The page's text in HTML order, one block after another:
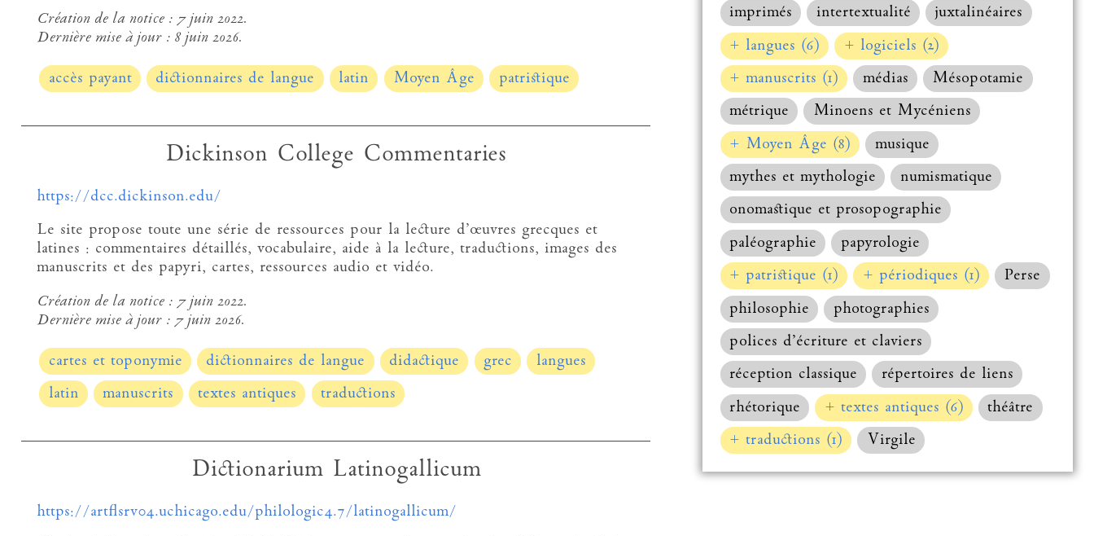
Création de la notice : 7 juin 2022.
Dernière mise à jour : 8 juin 2026.
accès payant dictionnaires de langue latin Moyen Âge patristique
Dickinson College Commentaries
https://dcc.dickinson.edu/
Le site propose toute une série de ressources pour la lecture d’œuvres grecques et
latines : commentaires détaillés, vocabulaire, aide à la lecture, traductions, images des
manuscrits et des papyri, cartes, ressources audio et vidéo.
Création de la notice : 7 juin 2022.
Dernière mise à jour : 7 juin 2026.
cartes et toponymie dictionnaires de langue didactique grec
langues
latin
manuscrits textes antiques traductions
Dictionarium Latinogallicum
https://artflsrv04.uchicago.edu/philologic4.7/latinogallicum/
imprimés
intertextualité
juxtalinéaires
+ langues (6)
+ logiciels (2)
+ manuscrits (1)
médias
Mésopotamie
métrique
Minoens et Mycéniens
+ Moyen Âge (8)
musique
mythes et mythologie
numismatique
onomastique et prosopographie
paléographie
papyrologie
+ patristique (1)
+ périodiques (1)
Perse
philosophie
photographies
polices d’écriture et claviers
réception classique
répertoires de liens
rhétorique
+ textes antiques (6)
théâtre
+ traductions (1)
Virgile